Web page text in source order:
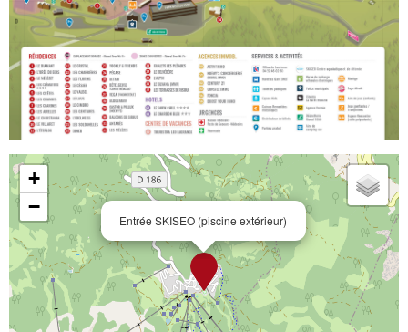
Entrée SKISEO (piscine extérieur)
+
−